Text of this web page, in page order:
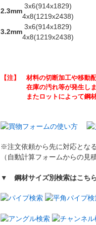
2.3mm
3x6(914x1829)
4x8(1219x2438)
3.2mm
3x6(914x1829)
4x8(1219x2438)
【注】 材料の切断加工や移動
在庫の汚れ等が発生します
またロットによって鋼材の
※注文依頼から先に対応となる
（自動計算フォームからの見
▼ 鋼材サイズ別検索はこちら